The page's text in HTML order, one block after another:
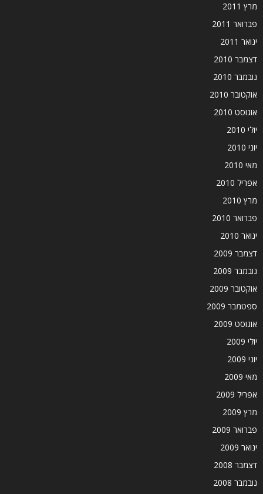
מרץ 2011
פברואר 2011
ינואר 2011
דצמבר 2010
נובמבר 2010
אוקטובר 2010
אוגוסט 2010
יולי 2010
יוני 2010
מאי 2010
אפריל 2010
מרץ 2010
פברואר 2010
ינואר 2010
דצמבר 2009
נובמבר 2009
אוקטובר 2009
ספטמבר 2009
אוגוסט 2009
יולי 2009
יוני 2009
מאי 2009
אפריל 2009
מרץ 2009
פברואר 2009
ינואר 2009
דצמבר 2008
נובמבר 2008